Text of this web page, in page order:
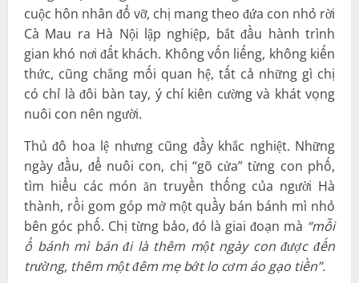
cuộc hôn nhân đổ vỡ, chị mang theo đứa con nhỏ rời
Cà Mau ra Hà Nội lập nghiệp, bắt đầu hành trình
gian khó nơi đất khách. Không vốn liếng, không kiến
thức, cũng chẳng mối quan hệ, tất cả những gì chị
có chỉ là đôi bàn tay, ý chí kiên cường và khát vọng
nuôi con nên người.
Thủ đô hoa lệ nhưng cũng đầy khắc nghiệt. Những
ngày đầu, để nuôi con, chị “gõ cửa” từng con phố,
tìm hiểu các món ăn truyền thống của người Hà
thành, rồi gom góp mở một quầy bán bánh mì nhỏ
bên góc phố. Chị từng bảo, đó là giai đoạn mà “mỗi
ổ bánh mì bán đi là thêm một ngày con được đến
trường, thêm một đêm mẹ bớt lo cơm áo gạo tiền”.